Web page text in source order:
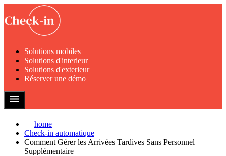
Solutions mobiles
Solutions d'interieur
Solutions d'exterieur
Réserver une démo
home
Check-in automatique
Comment Gérer les Arrivées Tardives Sans Personnel
Supplémentaire